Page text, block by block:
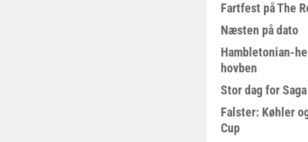
Fartfest på The
Næsten på dato
Hambletonian-
hovben
Stor dag for
Falster: Køhler
Cup